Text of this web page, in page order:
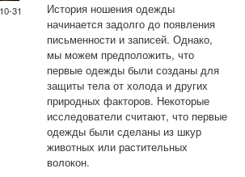
31
История ношения одежды
начинается задолго до появления
письменности и записей. Однако,
мы можем предположить, что
первые одежды были созданы для
защиты тела от холода и других
природных факторов. Некоторые
исследователи считают, что первые
одежды были сделаны из шкур
животных или растительных
волокон.